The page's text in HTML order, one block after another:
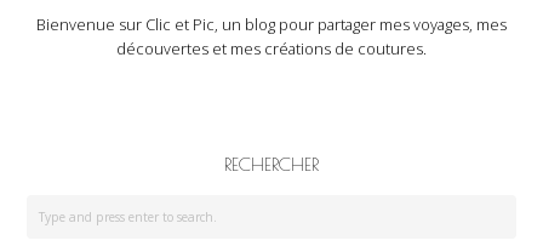
Bienvenue sur Clic et Pic, un blog pour partager mes voyages, mes
découvertes et mes créations de coutures.
RECHERCHER